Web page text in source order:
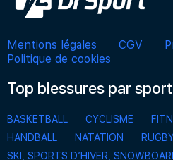
Mentions légales CGV
Politique de cookies
Top blessures par sport
BASKETBALL CYCLISME
HANDBALL
NATATION
SKI, SPORTS D’HIVER,